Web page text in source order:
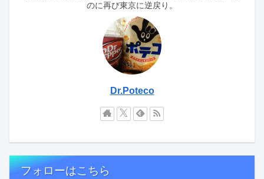
のに再び東京に逆戻り。
Dr.Poteco
フォローはこちら